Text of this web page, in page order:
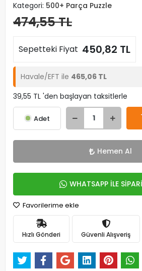
Kategori: 500+ Parça Puzzle
474,55 TL
Sepetteki Fiyat 450,82 TL
Havale/EFT ile 465,06 TL
39,55 TL 'den başlayan taksitlerle
Adet
Hemen Al
WHATSAPP İLE
Favorilerime ekle
Hızlı Gönderi Güvenli Alışveriş